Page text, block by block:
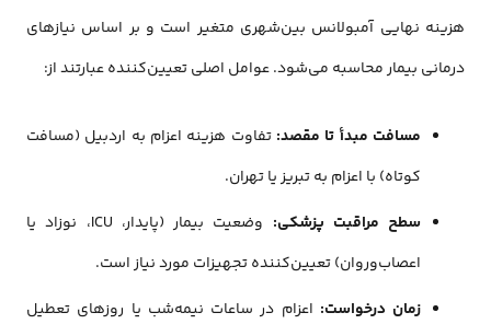
هزینه نهایی آمبولانس بین‌شهری متغیر است و بر اساس نیازهای
درمانی بیمار محاسبه می‌شود. عوامل اصلی تعیین‌کننده عبارتند از:
مسافت مبدأ تا مقصد: تفاوت هزینه اعزام به اردبیل (مسافت
کوتاه) با اعزام به تبریز یا تهران.
سطح مراقبت پزشکی:
وضعیت بیمار (پایدار، ICU، نوزاد یا
اعصاب‌وروان) تعیین‌کننده تجهیزات مورد نیاز است.
زمان درخواست: اعزام در ساعات نیمه‌شب یا روزهای تعطیل